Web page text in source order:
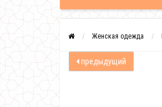
Женская одежда
предыдущий